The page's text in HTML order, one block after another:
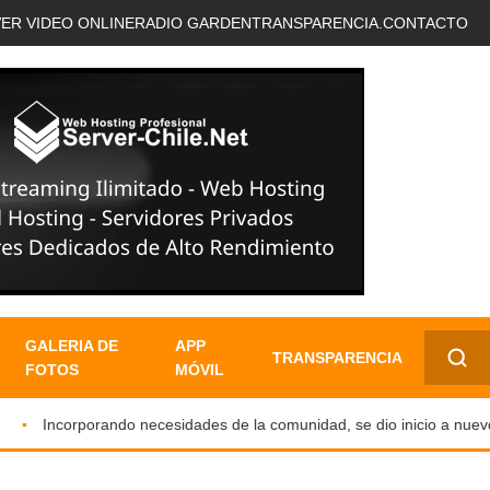
VIDEO ONLINERADIO GARDENTRANSPARENCIA. CONTACTO
GALERIA DE
FOTOS
APP
MÓVIL
TRANSPARENCIA
✕
Incorporando necesidades de la comunidad, se dio inicio a nuevo